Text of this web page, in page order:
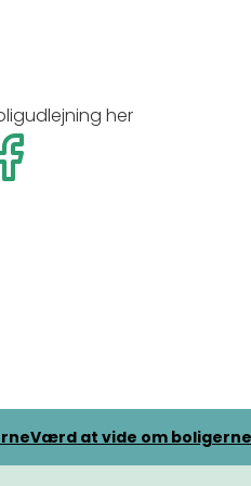
her
Værd at vide om boligerne